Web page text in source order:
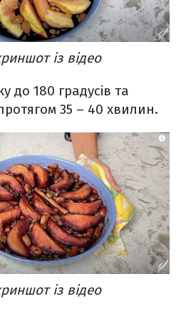
із відео
до 180 градусів та
35 – 40 хвилин.
із відео